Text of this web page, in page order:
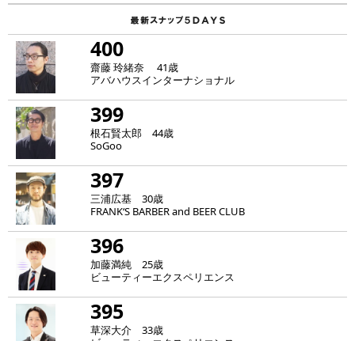
400
齋藤 玲緒奈 41歳
アバハウスインターナショナル
399
根石賢太郎 44歳
SoGoo
397
三浦広基 30歳
FRANK‘S BARBER and BEER CLUB
396
加藤満純 25歳
ビューティーエクスペリエンス
395
草深大介 33歳